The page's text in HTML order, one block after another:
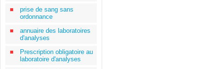
prise de sang sans
ordonnance
annuaire des laboratoires
d'analyses
Prescription obligatoire au
laboratoire d'analyses